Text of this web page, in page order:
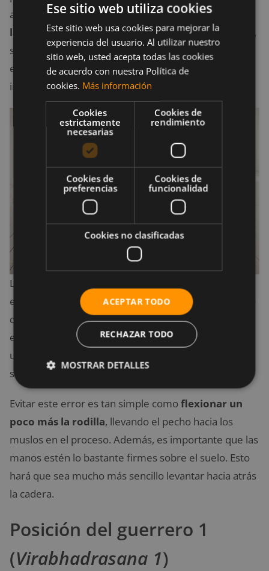
ancho igual al de las caderas y que los brazos estén
la altura de los hombros y rectos . Posteriormente,
se debe levantar la cadera con dirección al cielo,
exhalando en el movimiento hasta realizar una V
invertida con el cuerpo.
La mirada debe mantenerse fija hacia la barriga y
entre las piernas. Además, se debe tirar hacia dentro
de las
costillas y el abdomen. El error más común
es hacer que la postura se asemeje a una caja y no a
una V invertida, lo cual ocurre cuando las pantorrillas
se mantienen en tensión.
Evitar este error es tan simple comoflexionar un
poco más la rodilla, llevando el pecho hacia los
muslos en el proceso. Además, es importante que las
manos estén lo bastante firmes sobre el suelo. Esto
hará que sea mucho más sencillo levantar hacia atrás
la cadera.
Posición del guerrero 1
(Virabhadrasana 1)
Ese sitio web utiliza cookies
Este sitio web usa cookies para mejorar la
experiencia del usuario. Al utilizar nuestro
sitio web, usted acepta todas las cookies
de acuerdo con nuestra Política de
cookies. Más información
Cookies
estrictamente
necesarias
Cookies de
rendimiento
Cookies de
preferencias
Cookies de
funcionalidad
Cookies no clasificadas
ACEPTAR TODO
RECHAZAR TODO
MOSTRAR DETALLES